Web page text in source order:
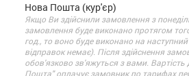
Нова Пошта (кур'єр)
Якщо Ви здійснили замовлення з
замовлення буде виконано протягом
год., то воно буде виконано на
відправок немає). Після здійснення
обов'язково зв'яжуться з вами.
Пошта" оплачує замовник по тарифах